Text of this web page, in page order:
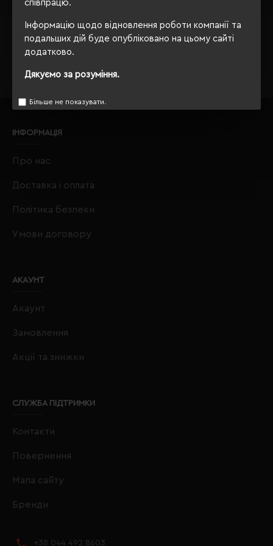
співпрацю.
Інформацію щодо відновлення роботи компанії та
подальших дій буде опубліковано на цьому сайті
додатково.
Дякуємо за розуміння.
Більше не показувати.
, вулиця Київська, 97,
Софіївська Борщагівка, Київська обл., 08131,
crm@eurobusiness.com.ua,
ІНФОРМАЦІЯ
Про нас
Доставка і оплата
Політика безпеки
Умови договору
АКАУНТ
Акаунт
Замовлення
Акції та знижки
СЛУЖБА ПІДТРИМКИ
Контакти
Повернення
Мапа сайту
Бренди
+38 044 492 8603